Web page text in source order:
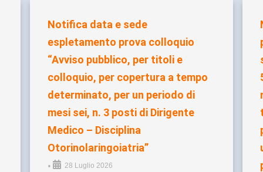
Notifica data e sede
espletamento prova colloquio
“Avviso pubblico, per titoli e
colloquio, per copertura a tempo
determinato, per un periodo di
mesi sei, n. 3 posti di Dirigente
Medico – Disciplina
Otorinolaringoiatria”
• 28 Luglio 2026